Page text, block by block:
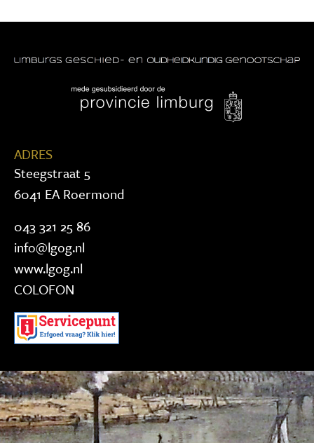
ADRES
Steegstraat 5
6041 EA Roermond
043 321 25 86
info@lgog.nl
www.lgog.nl
COLOFON